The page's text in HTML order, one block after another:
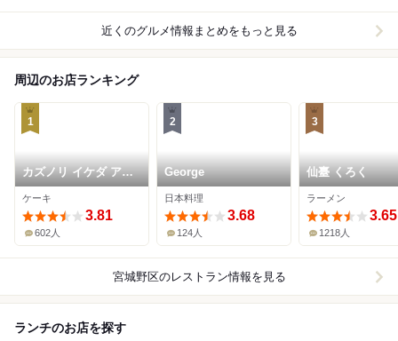
近くのグルメ情報まとめをもっと見る
周辺のお店ランキング
1
カズノリ イケダ アン
ディヴィデュエル エ
スパル仙台店
ケーキ
3.81
602人
2
George
日本料理
3.68
124人
3
仙臺 くろく
ラーメン
3.65
1218人
宮城野区のレストラン情報を見る
ランチのお店を探す